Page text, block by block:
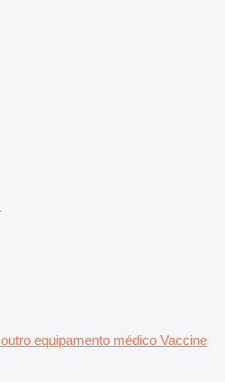
outro equipamento médico Vaccine